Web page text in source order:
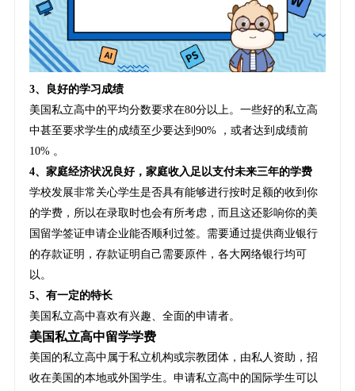
3、良好的学习成绩
美国私立高中的平均分数要求在80分以上。一些好的私立高
中甚至要求学生的成绩至少要达到90% ，或者达到成绩前
10% 。
4、家庭经济状况良好，家庭收入足以支付未来三年的学费
学校发展非常关心学生是否具有能够进行按时足额的收到你
的学费，所以在录取时也会有所考虑，而且这还影响你的美
国留学签证申请企业能否顺利过签。需要通过提供商业银行
的存款证明，存款证明自己需要原件，各大网络银行均可
以。
5、有一定的特长
美国私立高中喜欢有兴趣、全面的申请者。
美国私立高中留学学费
美国的私立高中属于私立机构或宗教团体，由私人资助，招
收在美国的本地或外国学生。申请私立高中的国际学生可以